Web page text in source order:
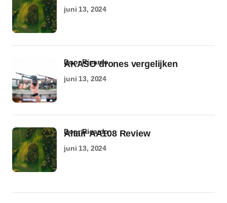
juni 13, 2024
AKASO drones vergelijken
door Ricardo
juni 13, 2024
Altair AA108 Review
door Ricardo
juni 13, 2024